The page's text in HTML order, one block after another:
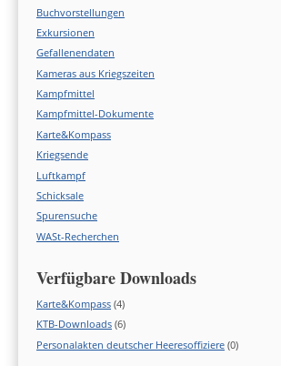
Buchvorstellungen
Exkursionen
Gefallenendaten
Kameras aus Kriegszeiten
Kampfmittel
Kampfmittel-Dokumente
Karte&Kompass
Kriegsende
Luftkampf
Schicksale
Spurensuche
WASt-Recherchen
Verfügbare Downloads
Karte&Kompass (4)
KTB-Downloads (6)
Personalakten deutscher Heeresoffiziere (0)